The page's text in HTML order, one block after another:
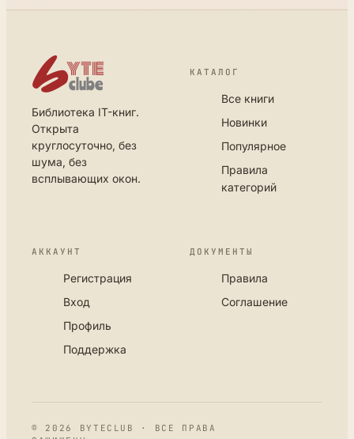
Библиотека IT-книг.
Открыта
круглосуточно, без
шума, без
всплывающих окон.
КАТАЛОГ
Все книги
Новинки
Популярное
Правила
категорий
АККАУНТ
Регистрация
Вход
Профиль
Поддержка
ДОКУМЕНТЫ
Правила
Соглашение
© 2026 BYTECLUB · ВСЕ ПРАВА